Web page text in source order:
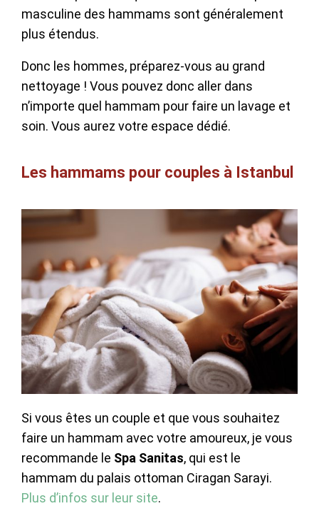
masculine des hammams sont généralement
plus étendus.
Donc les hommes, préparez-vous au grand
nettoyage ! Vous pouvez donc aller dans
n’importe quel hammam pour faire un lavage et
soin. Vous aurez votre espace dédié.
Les hammams pour couples à Istanbul
Si vous êtes un couple et que vous souhaitez
faire un hammam avec votre amoureux, je vous
recommande le Spa Sanitas, qui est le
hammam du palais ottoman Ciragan Sarayi.
Plus d’infos sur leur site.